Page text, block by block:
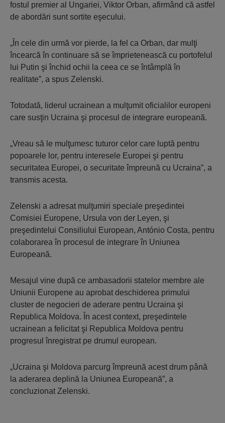
fostul premier al Ungariei, Viktor Orban, afirmând că astfel
de abordări sunt sortite eşecului.
„În cele din urmă vor pierde, la fel ca Orban, dar mulţi
încearcă în continuare să se împrietenească cu portofelul
lui Putin şi închid ochii la ceea ce se întâmplă în
realitate”, a spus Zelenski.
Totodată, liderul ucrainean a mulţumit oficialilor europeni
care susţin Ucraina şi procesul de integrare europeană.
„Vreau să le mulţumesc tuturor celor care luptă pentru
popoarele lor, pentru interesele Europei şi pentru
securitatea Europei, o securitate împreună cu Ucraina”, a
transmis acesta.
Zelenski a adresat mulţumiri speciale preşedintei
Comisiei Europene, Ursula von der Leyen, şi
preşedintelui Consiliului European, António Costa, pentru
colaborarea în procesul de integrare în Uniunea
Europeană.
Mesajul vine după ce ambasadorii statelor membre ale
Uniunii Europene au aprobat deschiderea primului
cluster de negocieri de aderare pentru Ucraina şi
Republica Moldova. În acest context, preşedintele
ucrainean a felicitat şi Republica Moldova pentru
progresul înregistrat pe drumul european.
„Ucraina şi Moldova parcurg împreună acest drum până
la aderarea deplină la Uniunea Europeană”, a
concluzionat Zelenski.